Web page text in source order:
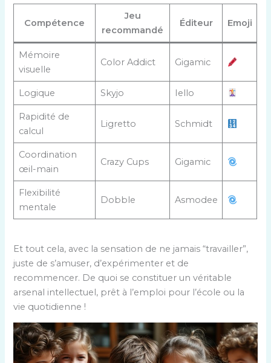
Compétence
Jeu
recommandé
Éditeur Emoji
Mémoire
visuelle
Color Addict Gigamic
Logique Skyjo Iello
Rapidité de
calcul
Ligretto Schmidt
Coordination
œil-main
Crazy Cups Gigamic
Flexibilité
mentale
Dobble Asmodee
Et tout cela, avec la sensation de ne jamais “travailler”,
juste de s’amuser, d’expérimenter et de
recommencer. De quoi se constituer un véritable
arsenal intellectuel, prêt à l’emploi pour l’école ou la
vie quotidienne !